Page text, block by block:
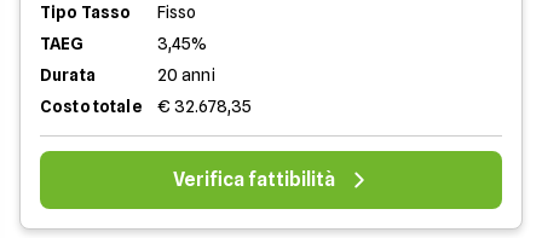
Tipo Tasso
Fisso
TAEG
3,45%
Durata
20 anni
Costo totale
€ 32.678,35
Verifica fattibilità